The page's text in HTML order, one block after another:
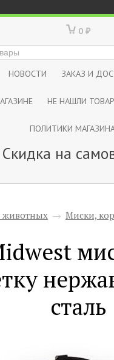
0 ₽
НОВОСТИ ЗАКАЗ И
НЕ НАШЛИ
ПОЛИТИКИ
Скидка на
животных → Миски,
сталь